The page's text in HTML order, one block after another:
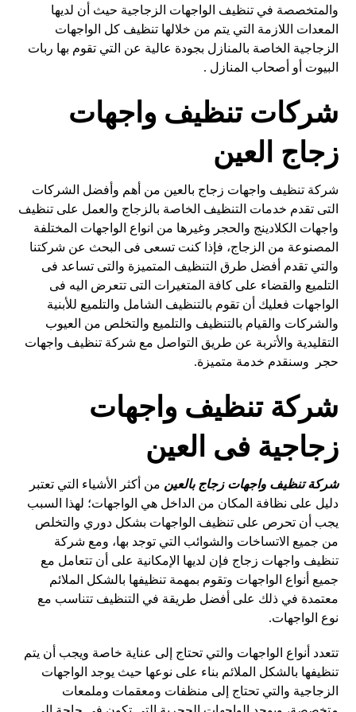
والمتخصصة في تنظيف الواجهات الزجاجية حيث أن لديها
المعدات اللازمة التي يتم من خلالها تنظيف كل الواجهات
الزجاجية الخاصة بالمنازل بجودة عالية عن التي تقوم بها ربات
البيوت أو أصحاب المنازل .
شركات تنظيف واجهات
زجاج العين
شركة تنظيف واجهات زجاج بالعين من أهم وأفضل الشركات
التى تقدم خدمات التنظيف الخاصة بالزجاج والعمل على تنظيف
واجهات الكلادينج والحجر وغيرها من انواع الواجهات المختلفة
المصنوعة من الزجاج، فإذا كنت تسعى فى البحث عن شركتنا
والتي تقدم أفضل طرق التنظيف المتميزة والتى تساعد فى
التلميع والقضاء على كافة المتغيرات التى تتعرض اليه فى
الواجهات فعليك أن تقوم بالتنظيف الشامل والتلميع للأبنية
والشركات والقيام بالتنظيف والتلميع والتخلص من العيوب
التقليدية والأتربة عن طريق التواصل مع شركة تنظيف واجهات
حجر وسنقدم خدمة متميزة.
شركة تنظيف واجهات
زجاجية فى العين
شركة تنظيف واجهات زجاج بالعين من أكثر الأشياء التي تعتبر
دليل على نظافة المكان من الداخل هي الواجهات؛ لهذا السبب
يجب أن تحرص على تنظيف الواجهات بشكل دوري والتخلص
من جميع الاتساخات والشوائب التي توجد بها، ومع شركة
تنظيف واجهات زجاج فإن لديها الإمكانية على أن تتعامل مع
جميع أنواع الواجهات وتقوم بمهمة تنظيفها بالشكل الملائم
معتمدة في ذلك على أفضل طريقة في التنظيف تتناسب مع
نوع الواجهات.
تتعدد أنواع الواجهات والتي تحتاج إلى عناية خاصة ويجب أن يتم
تنظيفها بالشكل الملائم بناء على نوعها حيث يوجد الواجهات
الزجاجية والتي تحتاج إلى منظفات ومعقمات وملمعات